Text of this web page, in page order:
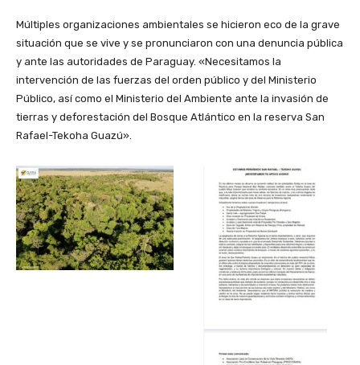
Múltiples organizaciones ambientales se hicieron eco de la grave
situación que se vive y se pronunciaron con una denuncia pública
y ante las autoridades de Paraguay. «Necesitamos la
intervención de las fuerzas del orden público y del Ministerio
Público, así como el Ministerio del Ambiente ante la invasión de
tierras y deforestación del Bosque Atlántico en la reserva San
Rafael-Tekoha Guazú».